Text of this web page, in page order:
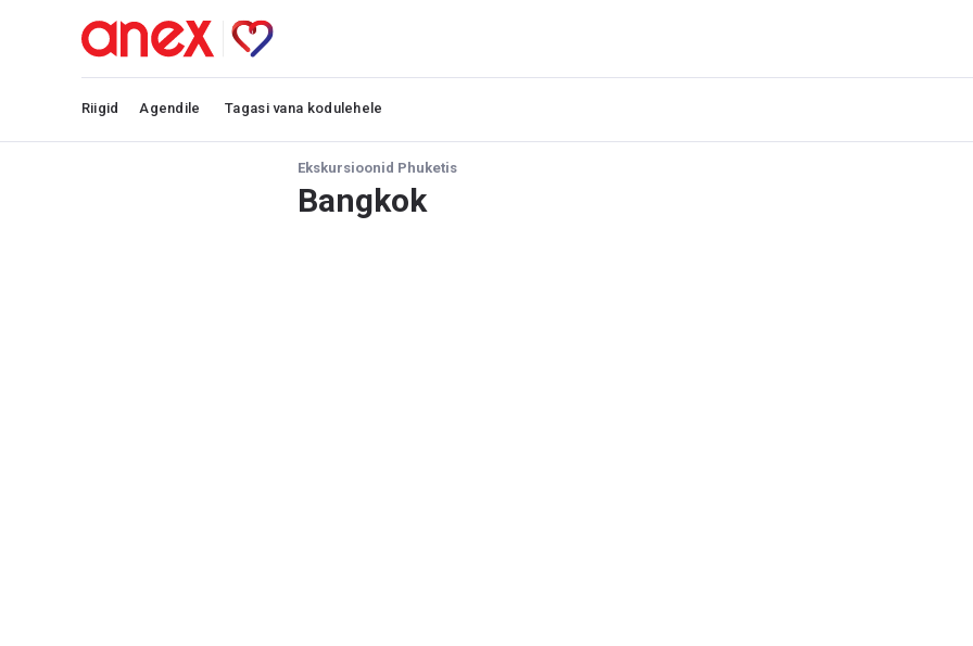
Riigid Agendile Tagasi vana kodulehele
Ekskursioonid Phuketis
Bangkok